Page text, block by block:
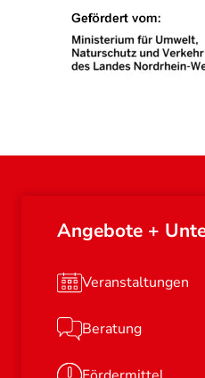
Angebote +
Veranstaltungen
Beratung